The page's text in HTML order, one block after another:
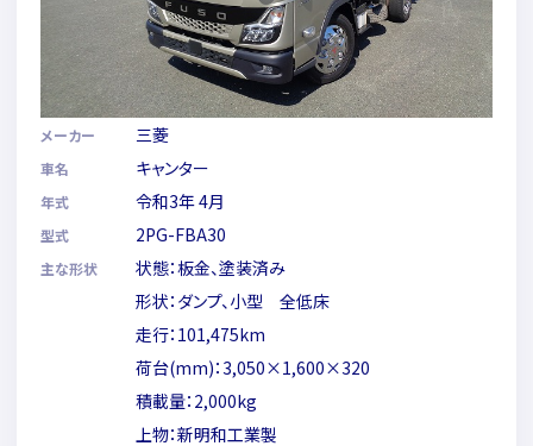
メーカー 三菱
車名 キャンター
年式 令和3年 4月
型式 2PG-FBA30
主な形状
状態：板金、塗装済み
形状：ダンプ、小型 全低床
走行：101,475km
荷台(mm)：3,050×1,600×320
積載量：2,000kg
上物：新明和工業製